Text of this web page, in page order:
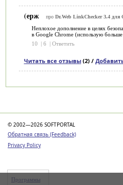
(ерж про Dr.Web LinkChecker 3.4 для
Неплохое дополнение в целях
в Google Chrome (использую
10
| 6 | Ответить
Читать все отзывы(2) /
© 2002—2026 SOFTPORTAL
Обратная связь (Feedback)
Privacy Policy
Программы